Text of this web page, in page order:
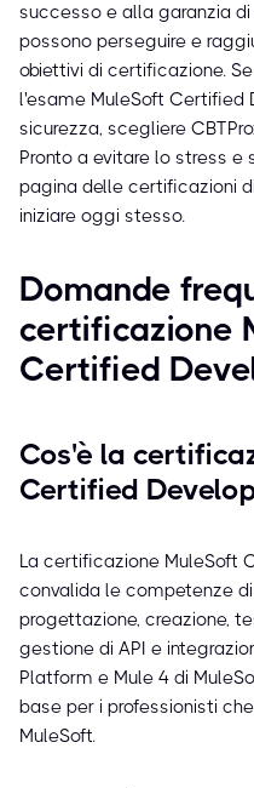
successo e alla garanzia
possono perseguire e
obiettivi di certificazione.
l'esame MuleSoft Certified
sicurezza, scegliere
Pronto a evitare lo stress e
pagina delle certificazioni
iniziare oggi stesso.
Domande
certificazione
Certified
Cos'è la
Certified
La certificazione MuleSoft
convalida le competenze
progettazione, creazione,
gestione di API e
Platform e Mule 4 di
base per i professionisti
MuleSoft.